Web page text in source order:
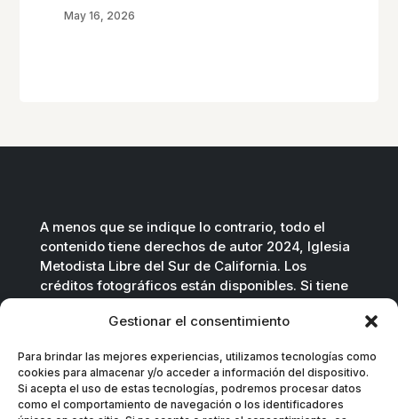
Gestionar el consentimiento
Para brindar las mejores experiencias, utilizamos tecnologías como
cookies para almacenar y/o acceder a información del dispositivo.
Si acepta el uso de estas tecnologías, podremos procesar datos
como el comportamiento de navegación o los identificadores
May 16, 2026
A menos que se indique lo contrario, todo el
contenido tiene derechos de autor 2024, Iglesia
Metodista Libre del Sur de California. Los
créditos fotográficos están disponibles. Si tiene
Contáctenos por correo electrónico.